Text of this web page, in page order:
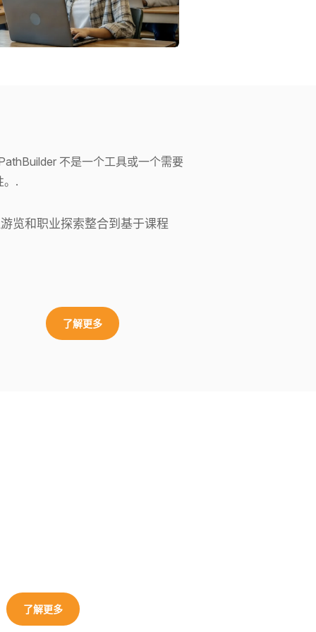
不是一个工具或一个需要
。.
览和职业探索整合到基于课程
了解更多
了解更多